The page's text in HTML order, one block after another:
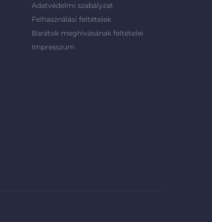
Adatvédelmi szabályzat
Felhasználási feltételek
Barátok meghívásának feltételei
Impresszum